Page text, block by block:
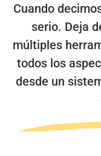
Cuando
serio. Deja
múltiples
todos los
desde un